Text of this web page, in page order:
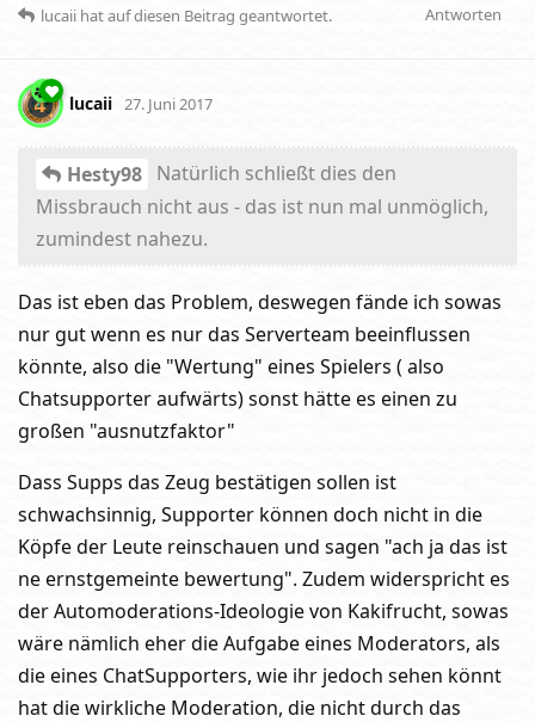
Antworten
lucaii hatauf diesen Beitrag geantwortet.
lucaii 27. Juni 2017
Hesty98 Natürlich schließt dies den
Missbrauch nicht aus - das ist nun mal unmöglich,
zumindest nahezu.
Das ist eben das Problem, deswegen fände ich sowas
nur gut wenn es nur das Serverteam beeinflussen
könnte, also die "Wertung" eines Spielers ( also
Chatsupporter aufwärts) sonst hätte es einen zu
großen "ausnutzfaktor"
Dass Supps das Zeug bestätigen sollen ist
schwachsinnig, Supporter können doch nicht in die
Köpfe der Leute reinschauen und sagen "ach ja das ist
ne ernstgemeinte bewertung". Zudem widerspricht es
der Automoderations-Ideologie von Kakifrucht, sowas
wäre nämlich eher die Aufgabe eines Moderators, als
die eines ChatSupporters, wie ihr jedoch sehen könnt
hat die wirkliche Moderation, die nicht durch das